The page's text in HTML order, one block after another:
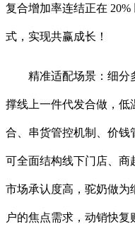
复合增加率连结正在
式，实现共赢成长！
精准适配场景：细分
撑线上一件代发合做，低
合、串货管控机制、价钱
可全面结构线下门店、商
市场承认度高，驼奶做为
户的焦点需求，动销快复